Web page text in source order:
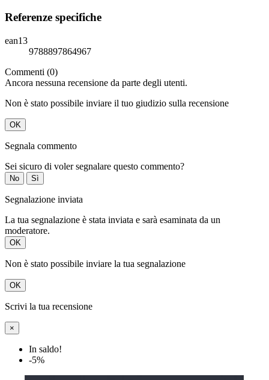
Referenze specifiche
ean13
9788897864967
Commenti (0)
Ancora nessuna recensione da parte degli utenti.
Non è stato possibile inviare il tuo giudizio sulla recensione
OK
Segnala commento
Sei sicuro di voler segnalare questo commento?
No Sì
Segnalazione inviata
La tua segnalazione è stata inviata e sarà esaminata da un
moderatore.
OK
Non è stato possibile inviare la tua segnalazione
OK
Scrivi la tua recensione
×
In saldo!
-5%